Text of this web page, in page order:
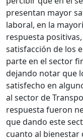
presentan mayor
laboral, en la
respuesta
satisfacción de los
parte en el sector
dejando notar que
satisfecho en
al sector de
respuesta fueron
que dando este
cuanto al bienestar